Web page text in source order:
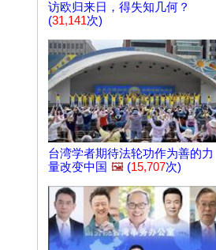
访欧归来日，得失知几何？
(31,141次)
台湾学者期待法轮功作为善的力
量改变中国 🖼️ (15,707次)